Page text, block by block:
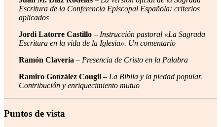
Escritura de la Conferencia Episcopal Española: criterios
aplicados
Jordi Latorre Castillo – Instrucción pastoral «La Sagrada
Escritura en la vida de la Iglesia». Un comentario
Ramón Clavería – Presencia de Cristo en la Palabra
Ramiro González Cougil – La Biblia y la piedad popular.
Contribución y enriquecimiento mutuo
Puntos de vista